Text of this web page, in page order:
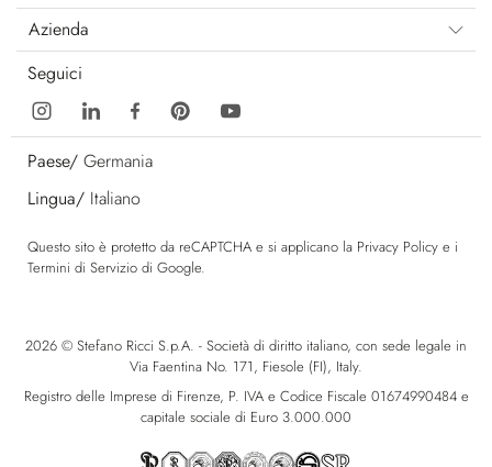
Azienda
Seguici
Paese/ Germania
Lingua/ Italiano
Questo sito è protetto da reCAPTCHA e si applicano la Privacy Policy e i
Termini di Servizio di Google.
2026 © Stefano Ricci S.p.A. - Società di diritto italiano, con sede legale in
Via Faentina No. 171, Fiesole (FI), Italy.
Registro delle Imprese di Firenze, P. IVA e Codice Fiscale 01674990484 e
capitale sociale di Euro 3.000.000